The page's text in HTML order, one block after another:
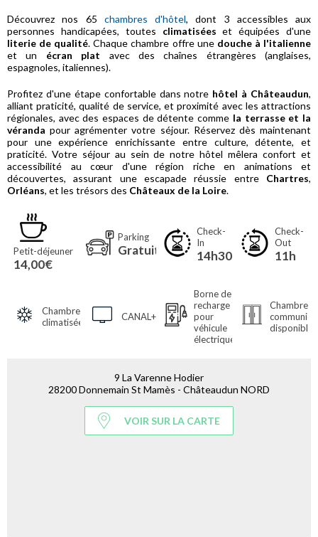
Découvrez nos 65 chambres d'hôtel, dont 3 accessibles aux
personnes handicapées, toutes climatisées et équipées d'une
literie de qualité. Chaque chambre offre une douche à l'italienne
et un écran plat avec des chaînes étrangères (anglaises,
espagnoles, italiennes).
Profitez d'une étape confortable dans notre hôtel à Châteaudun,
alliant praticité, qualité de service, et proximité avec les attractions
régionales, avec des espaces de détente comme la terrasse et la
véranda pour agrémenter votre séjour. Réservez dès maintenant
pour une expérience enrichissante entre culture, détente, et
praticité. Votre séjour au sein de notre hôtel mêlera confort et
accessibilité au cœur d'une région riche en animations et
découvertes, assurant une escapade réussie entre Chartres,
Orléans, et les trésors des Châteaux de la Loire.
Petit-déjeuner
14,00€
Parking
Gratuit
Check-
In
14h30
Check-
Out
11h
Chambres
climatisées
CANAL+
Borne de
recharge
pour
véhicule
électrique
Chambre(s)
9 La Varenne Hodier
28200 Donnemain St Mamès - Châteaudun NORD
VOIR SUR LA CARTE